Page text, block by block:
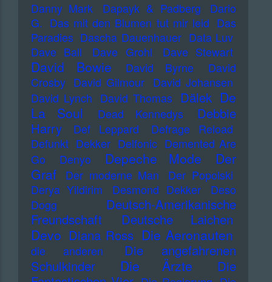
Danny Mark
Dapayk & Padberg
Dario
G. Das mit den Blumen tut mir leid Das
Paradies Dascha Dauenhauer Data Luv
Dave Ball
Dave Grohl Dave Stewart
David Bowie David Byrne
David
Crosby David Gilmour David Johansen
David Lynch David Thomas Dälek De
La Soul
Dead Kennedys
Debbie
Harry
Def Leppard
Defrage Reload
Defunkt Dekker Delfonic Demented Are
Go
Denyo Depeche Mode
Der
Graf
Der moderne Man
Der Popolski
Derya Yildirim
Desmond Dekker
Deso
Dogg
Deutsch-Amerikanische
Freundschaft
Deutsche Laichen
Devo Diana Ross Die Aeronauten
die anderen
Die angefahrenen
Schulkinder
Die Ärzte
Die